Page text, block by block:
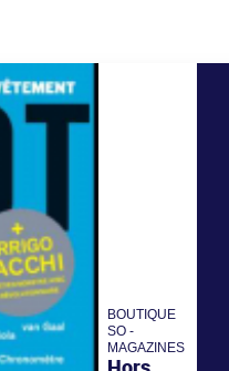
BOUTIQUE
SO -
MAGAZINES